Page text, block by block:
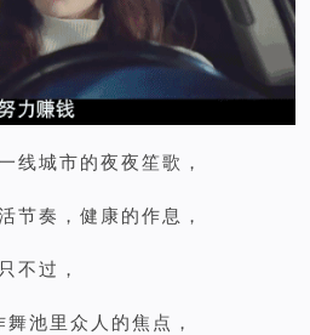
线城市的夜夜笙歌，
节奏，健康的作息，
只不过，
池里众人的焦点，